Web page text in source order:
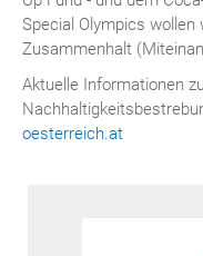
Special Olympics wollen
Zusammenhalt
Aktuelle Informationen
oesterreich.at